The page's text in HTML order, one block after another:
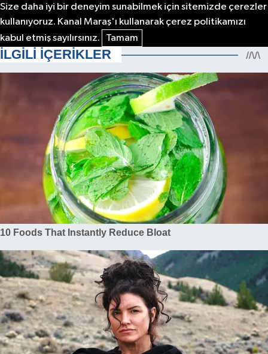
Size daha iyi bir deneyim sunabilmek için sitemizde çerezler
kullanıyoruz. Kanal Maraş'ı kullanarak çerez politikamızı
kabul etmiş sayılırsınız.
Tamam